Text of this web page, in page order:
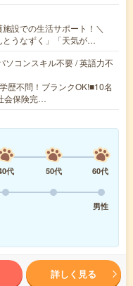
設での生活サポート！＼
とうなずく」「天気が…
ソコンスキル不要 / 英語力不
歴不問！ブランクOK!■10名
会保険完…
代 50代
60代
男性
詳しく見る